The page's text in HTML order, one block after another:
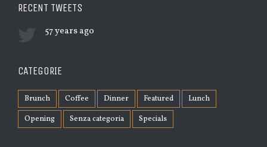
RECENT TWEETS
57 years ago
CATEGORIE
Brunch Coffee Dinner Featured
Lunch
Opening
Senza categoria Specials